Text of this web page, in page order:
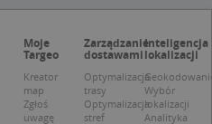
Moje
Targeo
Kreator
map
Zgłoś
uwagę
Zarządzanie
dostawami
Optymalizacja
trasy
Optymalizacja
stref
Inteligencja
lokalizacji
Wybór
lokalizacji
Analityka
to